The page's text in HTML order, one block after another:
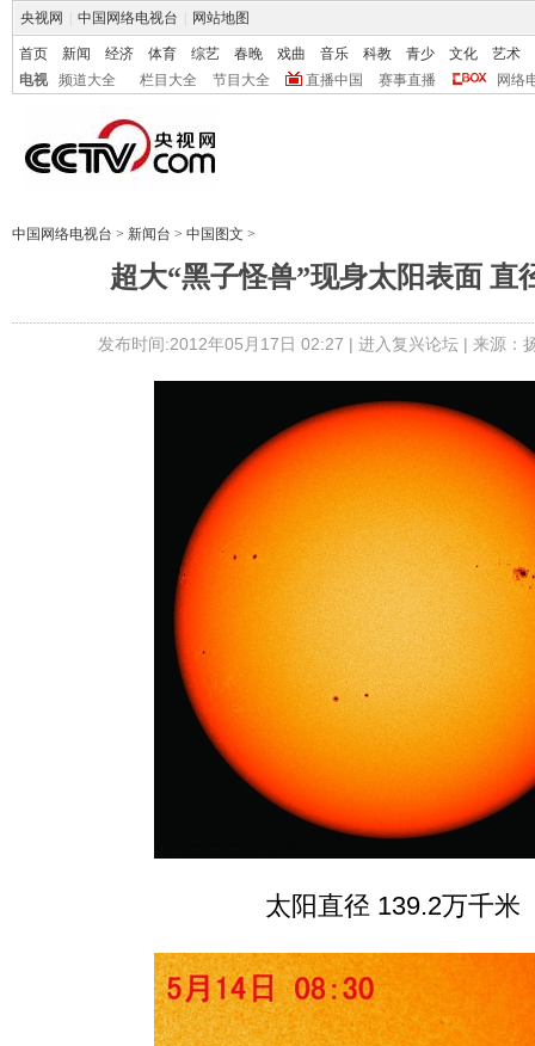
央视网 中国网络电视台 网站地图
首页 新闻 经济 体育 综艺 春晚 戏曲 音乐 科教 青少 文化
艺术
电视
频道大全 栏目大全 节目大全 直播中国 赛事直播 网络
中国网络电视台 > 新闻台 > 中国图文 >
超大“黑子怪兽”现身太阳表面 直
发布时间:2012年05月17日 02:27 | 进入复兴论坛| 来源：
太阳直径 139.2万千米